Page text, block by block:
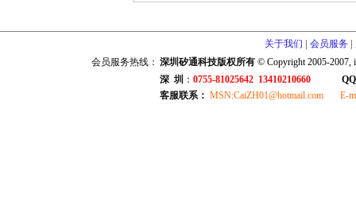
关于我们 |会员服务 |
会员服务热线： 深圳矽通科技版权所有 © Copyright 2005-2007,
深 圳 ： 0755-81025642 13410210660
客服联系： MSN:CaiZH01@hotmail.com E-